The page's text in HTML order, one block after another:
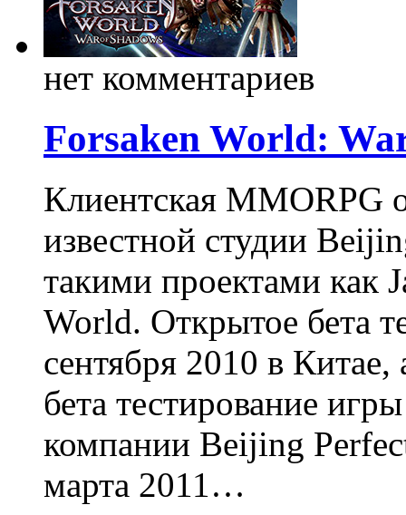
нет комментариев
Forsaken World:
Клиентская MMORPG
известной студии
такими проектами как
World. Открытое бета
сентября 2010 в Китае,
бета тестирование
компании Beijing
марта 2011…